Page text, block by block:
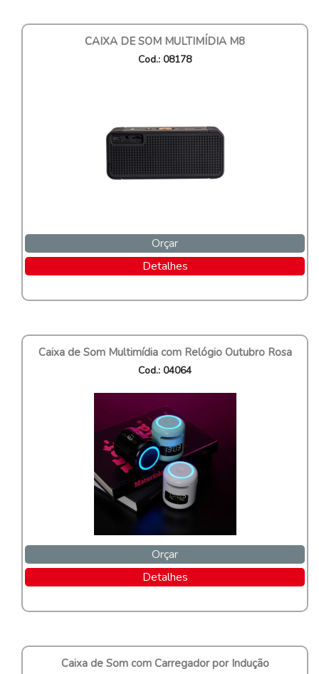
CAIXA DE SOM MULTIMÍDIA M8
Cod.: 08178
Orçar
Detalhes
Caixa de Som Multimídia com Relógio Outubro Rosa
Cod.: 04064
Orçar
Detalhes
Caixa de Som com Carregador por Indução